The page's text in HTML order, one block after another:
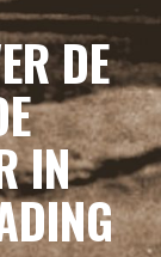
DE
IN